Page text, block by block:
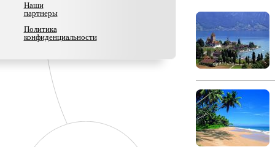
Наши
партнеры
Политика
конфиденциальности